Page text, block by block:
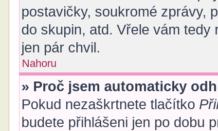
postavičky, soukromé zprávy,
do skupin, atd. Vřele vám
jen pár chvil.
Nahoru
» Proč jsem automaticky
Pokud nezaškrtnete tlačítko
budete přihlášeni jen po dobu